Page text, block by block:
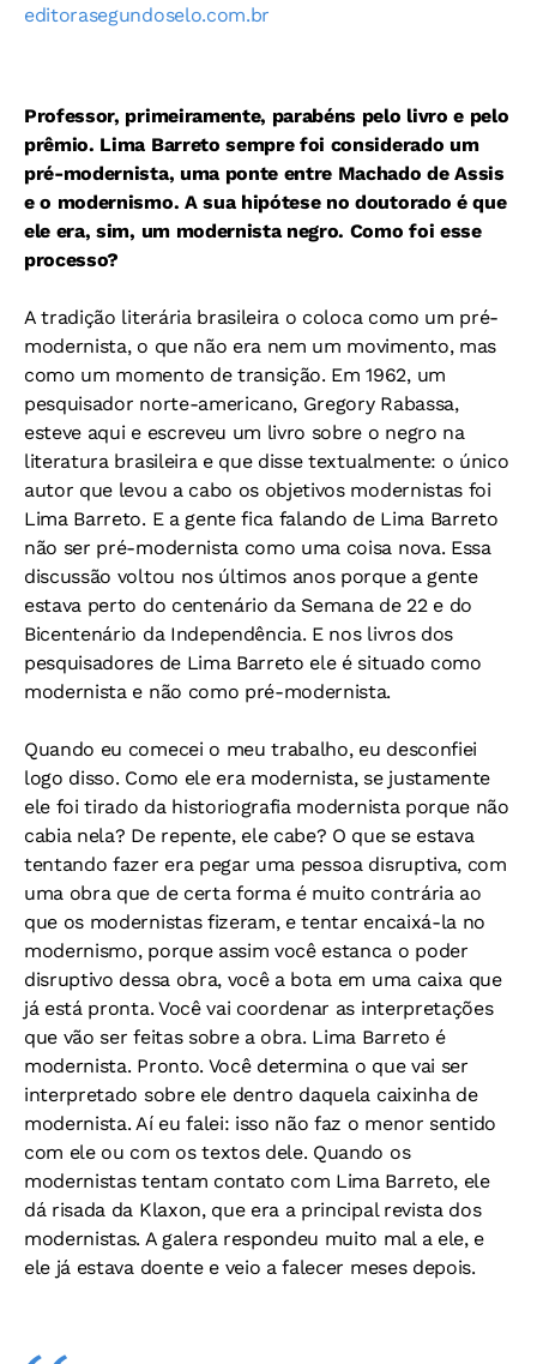
editorasegundoselo.com.br
Professor, primeiramente, parabéns pelo livro e pelo
prêmio. Lima Barreto sempre foi considerado um
pré-modernista, uma ponte entre Machado de Assis
e o modernismo. A sua hipótese no doutorado é que
ele era, sim, um modernista negro. Como foi esse
processo?
A tradição literária brasileira o coloca como um pré-
modernista, o que não era nem um movimento, mas
como um momento de transição. Em 1962, um
pesquisador norte-americano, Gregory Rabassa,
esteve aqui e escreveu um livro sobre o negro na
literatura brasileira e que disse textualmente: o único
autor que levou a cabo os objetivos modernistas foi
Lima Barreto. E a gente fica falando de Lima Barreto
não ser pré-modernista como uma coisa nova. Essa
discussão voltou nos últimos anos porque a gente
estava perto do centenário da Semana de 22 e do
Bicentenário da Independência. E nos livros dos
pesquisadores de Lima Barreto ele é situado como
modernista e não como pré-modernista.
Quando eu comecei o meu trabalho, eu desconfiei
logo disso. Como ele era modernista, se justamente
ele foi tirado da historiografia modernista porque não
cabia nela? De repente, ele cabe? O que se estava
tentando fazer era pegar uma pessoa disruptiva, com
uma obra que de certa forma é muito contrária ao
que os modernistas fizeram, e tentar encaixá-la no
modernismo, porque assim você estanca o poder
disruptivo dessa obra, você a bota em uma caixa que
já está pronta. Você vai coordenar as interpretações
que vão ser feitas sobre a obra. Lima Barreto é
modernista. Pronto. Você determina o que vai ser
interpretado sobre ele dentro daquela caixinha de
modernista. Aí eu falei: isso não faz o menor sentido
com ele ou com os textos dele. Quando os
modernistas tentam contato com Lima Barreto, ele
dá risada da Klaxon, que era a principal revista dos
modernistas. A galera respondeu muito mal a ele, e
ele já estava doente e veio a falecer meses depois.